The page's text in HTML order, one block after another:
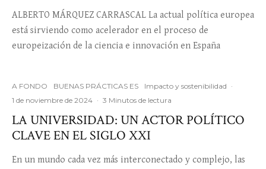
ALBERTO MÁRQUEZ CARRASCAL La actual política europea
está sirviendo como acelerador en el proceso de
europeización de la ciencia e innovación en España
A FONDO BUENAS PRÁCTICAS ES Impacto y sostenibilidad ·
1 de noviembre de 2024 · 3 Minutos de lectura
LA UNIVERSIDAD: UN ACTOR POLÍTICO
CLAVE EN EL SIGLO XXI
En un mundo cada vez más interconectado y complejo, las